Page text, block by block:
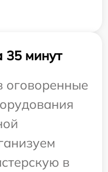
35 минут
оговоренные
в